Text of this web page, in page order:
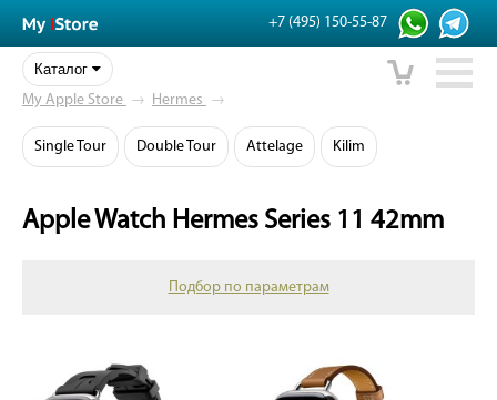
+7 (495) 150-55-87
Каталог
My Apple Store → Hermes →
Single Tour Double Tour Attelage Kilim
Apple Watch Hermes Series 11 42mm
Подбор по параметрам